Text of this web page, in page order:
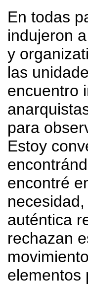
En todas
indujeron
y
las
encuentro
para
Estoy
encontré
auténtica
rechazan
elementos